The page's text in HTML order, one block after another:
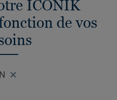
ICONIK
de vos